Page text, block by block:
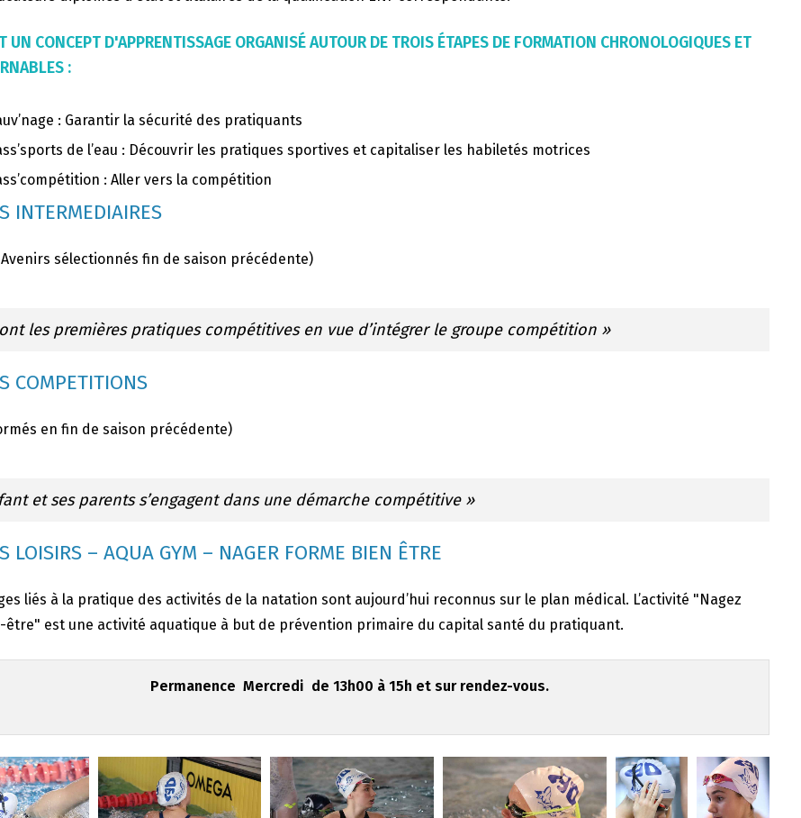
UN CONCEPT D'APPRENTISSAGE ORGANISÉ AUTOUR DE TROIS ÉTAPES DE FORMATION CHRONOLOGIQUES ET
:
: Garantir la sécurité des pratiquants
de l’eau : Découvrir les pratiques sportives et capitaliser les habiletés motrices
: Aller vers la compétition
INTERMEDIAIRES
sélectionnés fin de saison précédente)
les premières pratiques compétitives en vue d’intégrer le groupe compétition »
COMPETITIONS
en fin de saison précédente)
et ses parents s’engagent dans une démarche compétitive »
LOISIRS – AQUA GYM – NAGER FORME BIEN ÊTRE
liés à la pratique des activités de la natation sont aujourd’hui reconnus sur le plan médical. L’activité "Nagez
être" est une activité aquatique à but de prévention primaire du capital santé du pratiquant.
Permanence Mercredi de 13h00 à 15h et sur rendez-vous.